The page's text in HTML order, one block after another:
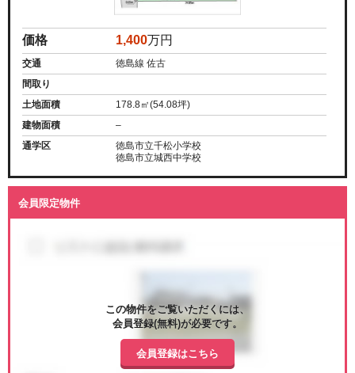
価格 1,400万円
交通
徳島線 佐古
間取り
土地面積
178.8㎡(54.08坪)
建物面積
–
通学区
徳島市立千松小学校
徳島市立城西中学校
会員限定物件
この物件をご覧いただくには、
会員登録(無料)が必要です。
会員登録はこちら